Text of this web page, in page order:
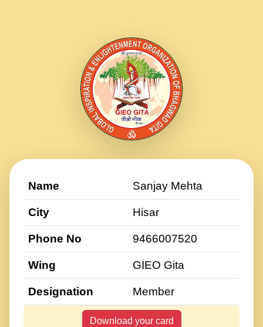
Name Sanjay Mehta
City Hisar
Phone No 9466007520
Wing GIEO Gita
Designation Member
Download your card